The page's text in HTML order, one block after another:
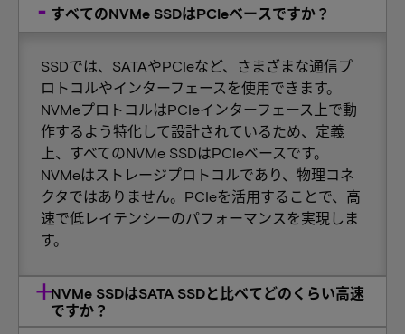
すべてのNVMe SSDはPCIeベースですか？
SSDでは、SATAやPCIeなど、さまざまな通信プ
ロトコルやインターフェースを使用できます。
NVMeプロトコルはPCIeインターフェース上で動
作するよう特化して設計されているため、定義
上、すべてのNVMe SSDはPCIeベースです。
NVMeはストレージプロトコルであり、物理コネ
クタではありません。PCIeを活用することで、高
速で低レイテンシーのパフォーマンスを実現しま
す。
NVMe SSDはSATA SSDと比べてどのくらい高速
ですか？